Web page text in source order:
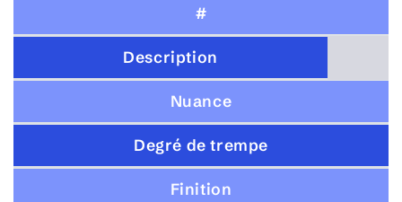
#
Description
Nuance
Degré de trempe
Finition